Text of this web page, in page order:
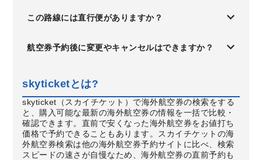
この路線には直行便がありますか？
航空券予約後に変更やキャンセルはできますか？
skyticketとは?
skyticket（スカイチケット）で海外航空券の検索をする
と、購入可能な最新の海外航空券の情報を一括で比較・
確認できます。直前で安くなった海外航空券をお値打ち
価格で予約できることもあります。スカイチケットの海
外航空券検索は他の海外航空券予約サイトに比べ、検索
スピードの速さが自慢なため、海外航空券の直前予約も